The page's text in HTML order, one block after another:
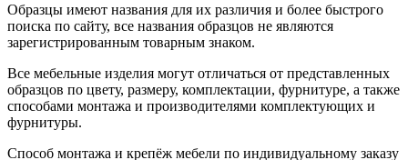
Образцы имеют названия для их различия и более быстрого
поиска по сайту, все названия образцов не являются
зарегистрированным товарным знаком.
Все мебельные изделия могут отличаться от представленных
образцов по цвету, размеру, комплектации, фурнитуре, а также
способами монтажа и производителями комплектующих и
фурнитуры.
Способ монтажа и крепёж мебели по индивидуальному заказу